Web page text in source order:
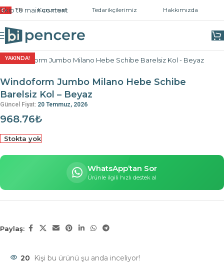
Skip to main content
TR Kurumsal Tedarikçilerimiz Hakkımızda
Ana Sayfa
YAKINDA!
Windoform Jumbo Milano Hebe Schibe
Barelsiz Kol – Beyaz
Güncel Fiyat: 20 Temmuz, 2026
968.76₺
Stokta yok
WhatsApp’tan Sor
Ürünle ilgili hızlı destek al
Paylaş:
20 Kişi bu ürünü şu anda inceliyor!